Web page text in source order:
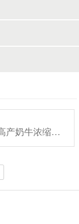
8858高产奶牛浓缩饲料